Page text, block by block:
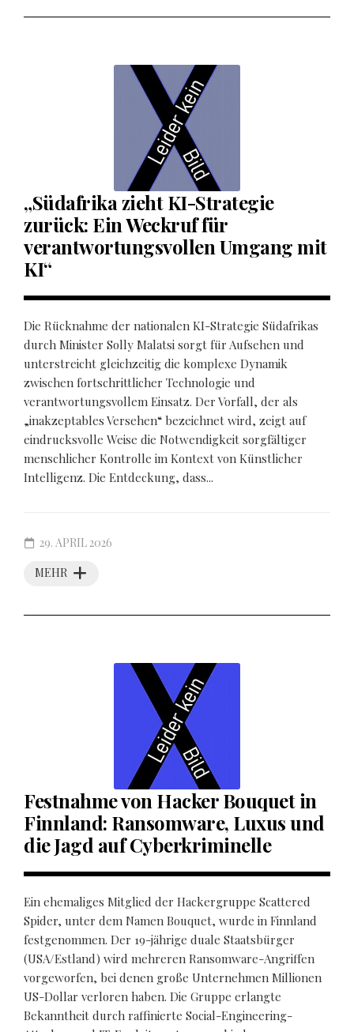
„Südafrika zieht KI-Strategie
zurück: Ein Weckruf für
verantwortungsvollen Umgang mit
KI“
Die Rücknahme der nationalen KI-Strategie Südafrikas
durch Minister Solly Malatsi sorgt für Aufsehen und
unterstreicht gleichzeitig die komplexe Dynamik
zwischen fortschrittlicher Technologie und
verantwortungsvollem Einsatz. Der Vorfall, der als
„inakzeptables Versehen“ bezeichnet wird, zeigt auf
eindrucksvolle Weise die Notwendigkeit sorgfältiger
menschlicher Kontrolle im Kontext von Künstlicher
Intelligenz. Die Entdeckung, dass...
MEHR
29. APRIL 2026
Festnahme von Hacker Bouquet in
Finnland: Ransomware, Luxus und
die Jagd auf Cyberkriminelle
Ein ehemaliges Mitglied der Hackergruppe Scattered
Spider, unter dem Namen Bouquet, wurde in Finnland
festgenommen. Der 19-jährige duale Staatsbürger
(USA/Estland) wird mehreren Ransomware-Angriffen
vorgeworfen, bei denen große Unternehmen Millionen
US-Dollar verloren haben. Die Gruppe erlangte
Bekanntheit durch raffinierte Social-Engineering-